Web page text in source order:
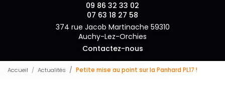
09 86 32 33 02
07 63 18 27 58
374 rue Jacob Martinache 59310
Auchy-Lez-Orchies
Contactez-nous
Accueil Actualités Petite mise au point sur la Panhard PL17 !